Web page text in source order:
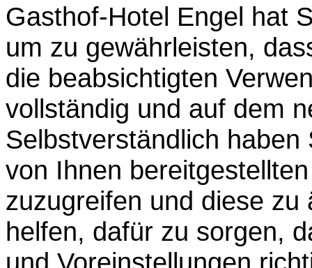
Gasthof-Hotel Engel hat
um zu gewährleisten,
die beabsichtigten
vollständig und auf dem
Selbstverständlich
von Ihnen
zuzugreifen und diese
helfen, dafür zu sorgen,
und Voreinstellungen